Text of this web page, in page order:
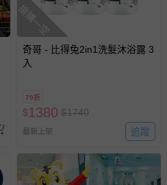
搶購一空
奇哥 - 比得兔2in1洗髮沐浴露 3
入
79折
$1380 $1740
最新上架 追蹤